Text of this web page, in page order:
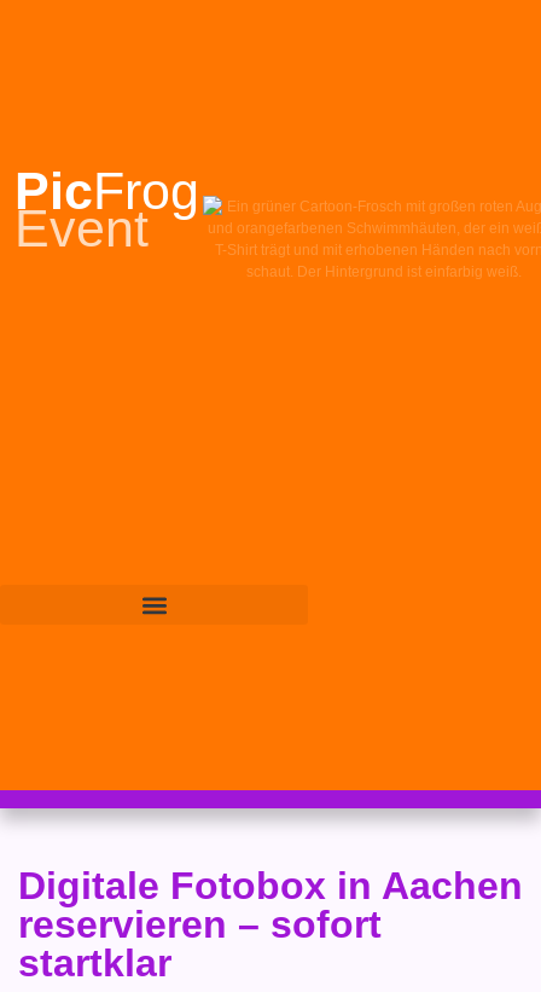
PicFrog
Event
Digitale Fotobox in Aachen
reservieren – sofort
startklar